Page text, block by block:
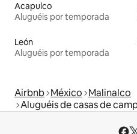
Acapulco
Aluguéis por temporada
León
Aluguéis por temporada
Airbnb México Malinalco
Aluguéis de casas de